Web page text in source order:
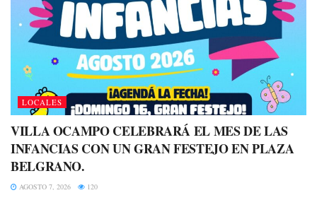
LOCALES
VILLA OCAMPO CELEBRARÁ EL MES DE LAS
INFANCIAS CON UN GRAN FESTEJO EN PLAZA
BELGRANO.
AGOSTO 7, 2026 120